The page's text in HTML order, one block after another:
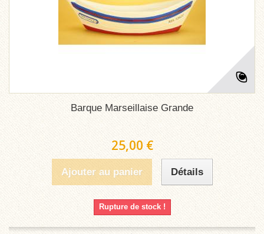
Barque Marseillaise Grande
25,00 €
Ajouter au panier Détails
Rupture de stock !